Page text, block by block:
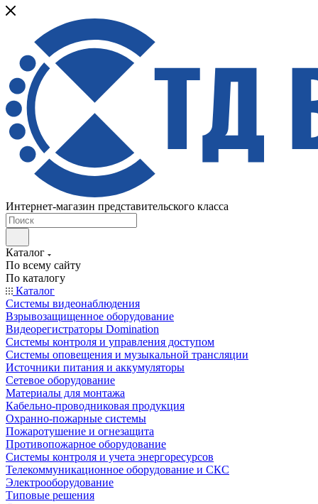
Интернет-магазин представительского класса
Каталог
По всему сайту
По каталогу
Каталог
Системы видеонаблюдения
Взрывозащищенное оборудование
Видеорегистраторы Domination
Системы контроля и управления доступом
Системы оповещения и музыкальной трансляции
Источники питания и аккумуляторы
Сетевое оборудование
Материалы для монтажа
Кабельно-проводниковая продукция
Охранно-пожарные системы
Пожаротушение и огнезащита
Противопожарное оборудование
Системы контроля и учета энергоресурсов
Телекоммуникационное оборудование и СКС
Электрооборудование
Типовые решения